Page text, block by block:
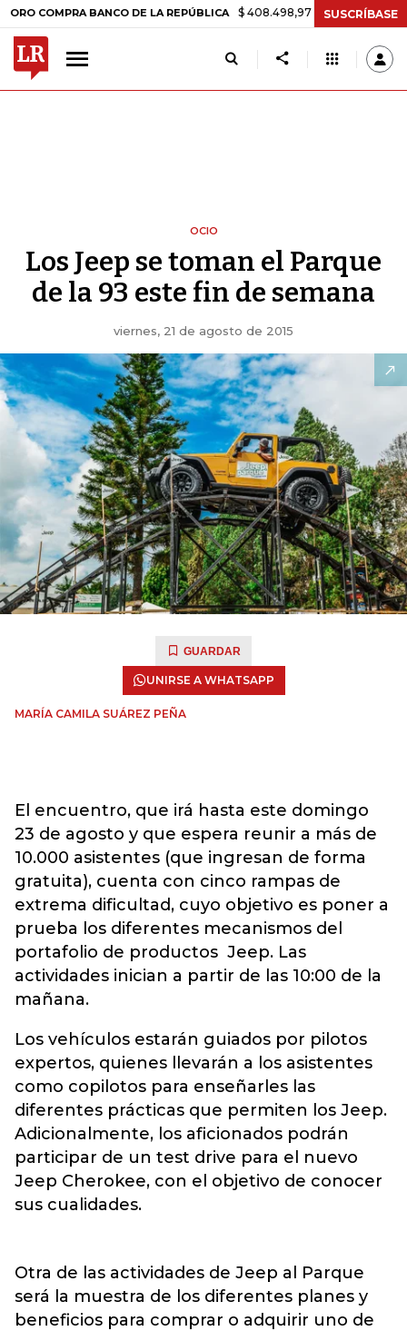
BANCO DE LA REPÚBLICA $ 408.498,97 +$ 8.753,81 +2,19%
SUSCRÍBASE
OCIO
Los Jeep se toman el Parque
de la 93 este fin de semana
viernes, 21 de agosto de 2015
GUARDAR
UNIRSE A WHATSAPP
MARÍA CAMILA SUÁREZ PEÑA
El encuentro, que irá hasta este domingo
23 de agosto y que espera reunir a más de
10.000 asistentes (que ingresan de forma
gratuita), cuenta con cinco rampas de
extrema dificultad, cuyo objetivo es poner a
prueba los diferentes mecanismos del
portafolio de productos Jeep. Las
actividades inician a partir de las 10:00 de la
mañana.
Los vehículos estarán guiados por pilotos
expertos, quienes llevarán a los asistentes
como copilotos para enseñarles las
diferentes prácticas que permiten los Jeep.
Adicionalmente, los aficionados podrán
participar de un test drive para el nuevo
Jeep Cherokee, con el objetivo de conocer
sus cualidades.
Otra de las actividades de Jeep al Parque
será la muestra de los diferentes planes y
beneficios para comprar o adquirir uno de